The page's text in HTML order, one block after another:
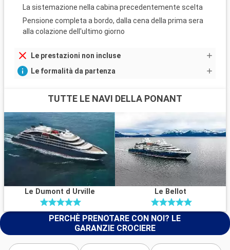
La sistemazione nella cabina precedentemente scelta
Pensione completa a bordo, dalla cena della prima sera
alla colazione dell'ultimo giorno
Le prestazioni non incluse
Le formalità da partenza
TUTTE LE NAVI DELLA PONANT
Le Dumont d Urville Le Bellot
PERCHÈ PRENOTARE CON NOI? LE
GARANZIE CROCIERE